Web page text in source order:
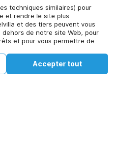
techniques similaires) pour
et rendre le site plus
et des tiers peuvent vous
de notre site Web, pour
et pour vous permettre de
Plus d'informations peuvent
de cookie.
Accepter tout
des offres de Belvilla. Vous
moment à l'avenir
Voir les disponibilités